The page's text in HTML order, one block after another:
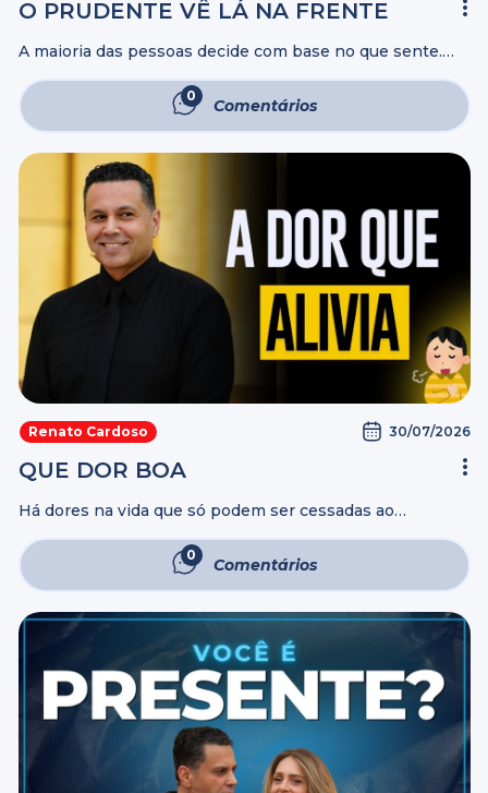
O PRUDENTE VÊ LÁ NA FRENTE
A maioria das pessoas decide com base no que sente.
diferença entre quem constrói uma vida sólida e quem
vive apagando incêndios está na ...
0 Comentários
Renato Cardoso 30/07/2026
QUE DOR BOA
Há dores na vida que só podem ser cessadas ao
cicatrizar quando aceitamos o desconforto do
tratamento. Assista ao vídeo e descubra ...
0 Comentários